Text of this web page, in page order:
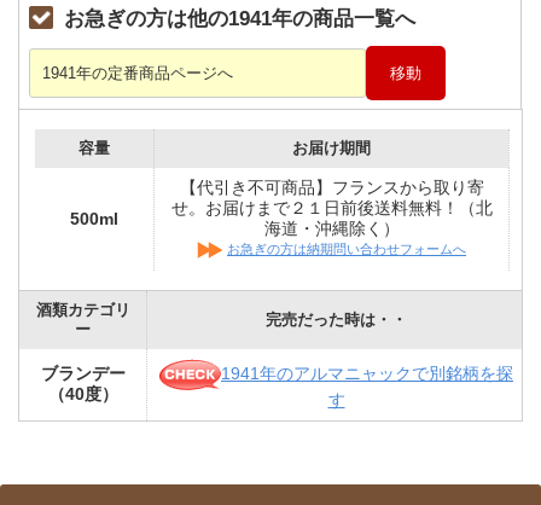
お急ぎの方は他の1941年の商品一覧へ
容量 お届け期間
500ml
【代引き不可商品】フランスから取り寄
せ。お届けまで２１日前後送料無料！（北
海道・沖縄除く）
お急ぎの方は納期問い合わせフォームへ
酒類カテゴリ
ー
完売だった時は・・
ブランデー
（40度）
1941年のアルマニャックで別銘柄を探
す